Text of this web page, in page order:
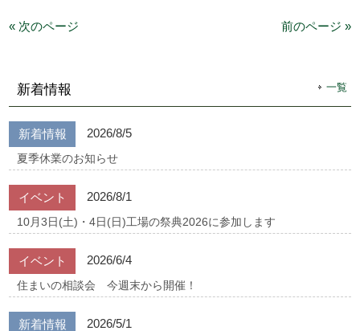
« 次のページ 前のページ »
新着情報 一覧
新着情報 2026/8/5
夏季休業のお知らせ
イベント 2026/8/1
10月3日(土)・4日(日)工場の祭典2026に参加します
イベント 2026/6/4
住まいの相談会 今週末から開催！
新着情報 2026/5/1